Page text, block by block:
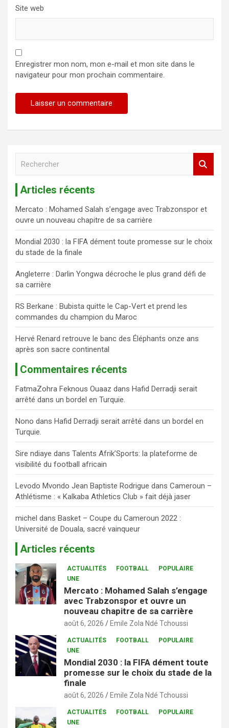
Site web
Enregistrer mon nom, mon e-mail et mon site dans le
navigateur pour mon prochain commentaire.
r
c
h
e
r
Articles récents
Mercato : Mohamed Salah s’engage avec Trabzonspor et
ouvre un nouveau chapitre de sa carrière
Mondial 2030 : la FIFA dément toute promesse sur le choix
du stade de la finale
Angleterre : Darlin Yongwa décroche le plus grand défi de
sa carrière
RS Berkane : Bubista quitte le Cap-Vert et prend les
commandes du champion du Maroc
Hervé Renard retrouve le banc des Éléphants onze ans
après son sacre continental
Commentaires récents
FatmaZohra Feknous Ouaaz dans Hafid Derradji serait
arrêté dans un bordel en Turquie.
Nono dans Hafid Derradji serait arrêté dans un bordel en
Turquie.
Sire ndiaye dans Talents Afrik’Sports: la plateforme de
visibilité du football africain
Levodo Mvondo Jean Baptiste Rodrigue dans Cameroun –
Athlétisme : « Kalkaba Athletics Club » fait déjà jaser
michel dans Basket – Coupe du Cameroun 2022 :
Université de Douala, sacré vainqueur
Articles récents
ACTUALITÉS FOOTBALL
POPULAIRE
UNE
Mercato : Mohamed Salah s’engage
avec Trabzonspor et ouvre un
nouveau chapitre de sa carrière
août 6, 2026 Emile Zola Ndé Tchoussi
ACTUALITÉS FOOTBALL
POPULAIRE
UNE
Mondial 2030 : la FIFA dément toute
promesse sur le choix du stade de la
finale
août 6, 2026 Emile Zola Ndé Tchoussi
ACTUALITÉS FOOTBALL
POPULAIRE
UNE